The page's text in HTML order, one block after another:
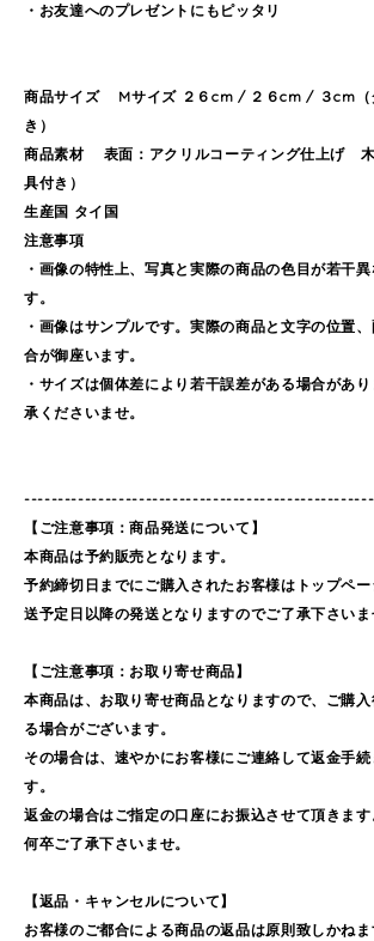
・お友達へのプレゼントにもピッタリ
商品サイズ Mサイズ ２６cm / ２６cm / ３cm
き）
商品素材 表面：アクリルコーティング仕上げ 木
具付き）
生産国 タイ国
注意事項
・画像の特性上、写真と実際の商品の色目が若干
す。
・画像はサンプルです。実際の商品と文字の位置
合が御座います。
・サイズは個体差により若干誤差がある場合があ
承くださいませ。
【ご注意事項：商品発送について】
本商品は予約販売となります。
予約締切日までにご購入されたお客様はトップペ
送予定日以降の発送となりますのでご了承下さいま
【ご注意事項：お取り寄せ商品】
本商品は、お取り寄せ商品となりますので、ご購
る場合がございます。
その場合は、速やかにお客様にご連絡して返金手
す。
返金の場合はご指定の口座にお振込させて頂きます
何卒ご了承下さいませ。
【返品・キャンセルについて】
お客様のご都合による商品の返品は原則致しかね